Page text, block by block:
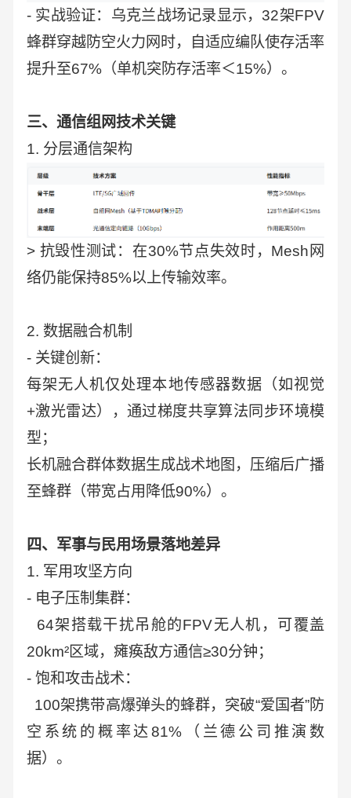
- 实战验证：乌克兰战场记录显示，32架FPV
蜂群穿越防空火力网时，自适应编队使存活率
提升至67%（单机突防存活率＜15%）。
三、通信组网技术关键
1. 分层通信架构
> 抗毁性测试：在30%节点失效时，Mesh网
络仍能保持85%以上传输效率。
2. 数据融合机制
- 关键创新：
每架无人机仅处理本地传感器数据（如视觉
+激光雷达），通过梯度共享算法同步环境模
型；
长机融合群体数据生成战术地图，压缩后广播
至蜂群（带宽占用降低90%）。
四、军事与民用场景落地差异
1. 军用攻坚方向
- 电子压制集群：
64架搭载干扰吊舱的FPV无人机，可覆盖
20km²区域，瘫痪敌方通信≥30分钟；
- 饱和攻击战术：
100架携带高爆弹头的蜂群，突破“爱国者”防
空系统的概率达81%（兰德公司推演数
据）。